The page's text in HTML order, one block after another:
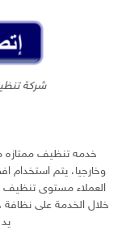
شركة
خدمه تنظيف ممتازه
وخارجيا، يتم استخدام
العملاء مستوى تنظيف
خلال الخدمة على نظافة
يد